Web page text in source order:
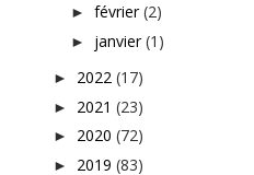
►février(2)
► janvier(1)
► 2022 (17)
► 2021 (23)
► 2020 (72)
► 2019 (83)